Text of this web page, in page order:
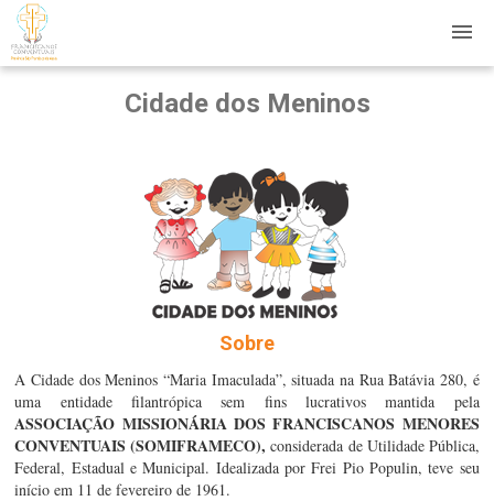
Cidade dos Meninos
Sobre
A Cidade dos Meninos “Maria Imaculada”, situada na Rua Batávia 280, é
uma entidade filantrópica sem fins lucrativos mantida pela
ASSOCIAÇÃO MISSIONÁRIA DOS FRANCISCANOS MENORES
CONVENTUAIS (SOMIFRAMECO), considerada de Utilidade Pública,
Federal, Estadual e Municipal. Idealizada por Frei Pio Populin, teve seu
início em 11 de fevereiro de 1961.